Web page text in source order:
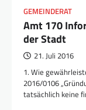
GEMEINDERAT
Amt 170
der Stadt
21. Juli 2016
1. Wie
2016/0106
tatsächlich keine